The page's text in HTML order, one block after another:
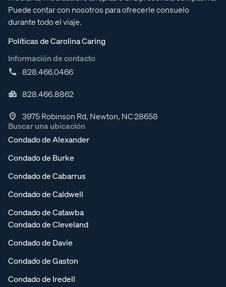
Puede contar con nosotros para ofrecerle consuelo
durante todo el viaje.
Políticas de Carolina Caring
Información de contacto
828.466.0466
828.466.8862
3975 Robinson Rd, Newton, NC 28658
Buscar una ubicación
Condado de Alexander
Condado de Burke
Condado de Cabarrus
Condado de Caldwell
Condado de Catawba
Condado de Cleveland
Condado de Davie
Condado de Gaston
Condado de Iredell